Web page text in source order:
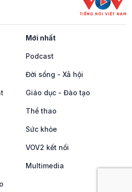
Mới nhất
Podcast
Đời sống - Xã hội
Giáo dục - Đào tạo
Thể thao
Sức khỏe
VOV2 kết nối
Multimedia